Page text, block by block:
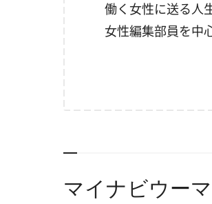
働く女性に送る人
女性編集部員を中
マイナビウー